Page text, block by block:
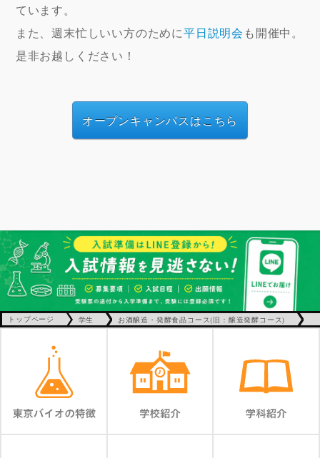
ています。
また、週末忙しいい方のために平日説明会 も開催中。
是非お越しください！
オープンキャンパスはこちら
トップページ 学生 お酒醸造・発酵食品コース(旧：醸造発酵コース)